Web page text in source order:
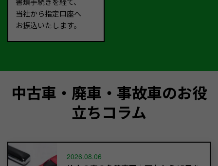
当社から指定口座へ
お振込いたします。
中古車・廃車・事故車のお役
立ちコラム
2026.08.06